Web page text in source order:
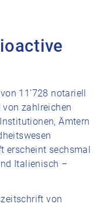
11’728 notariell
zahlreichen
Ämtern
erscheint sechsmal
Italienisch –
von